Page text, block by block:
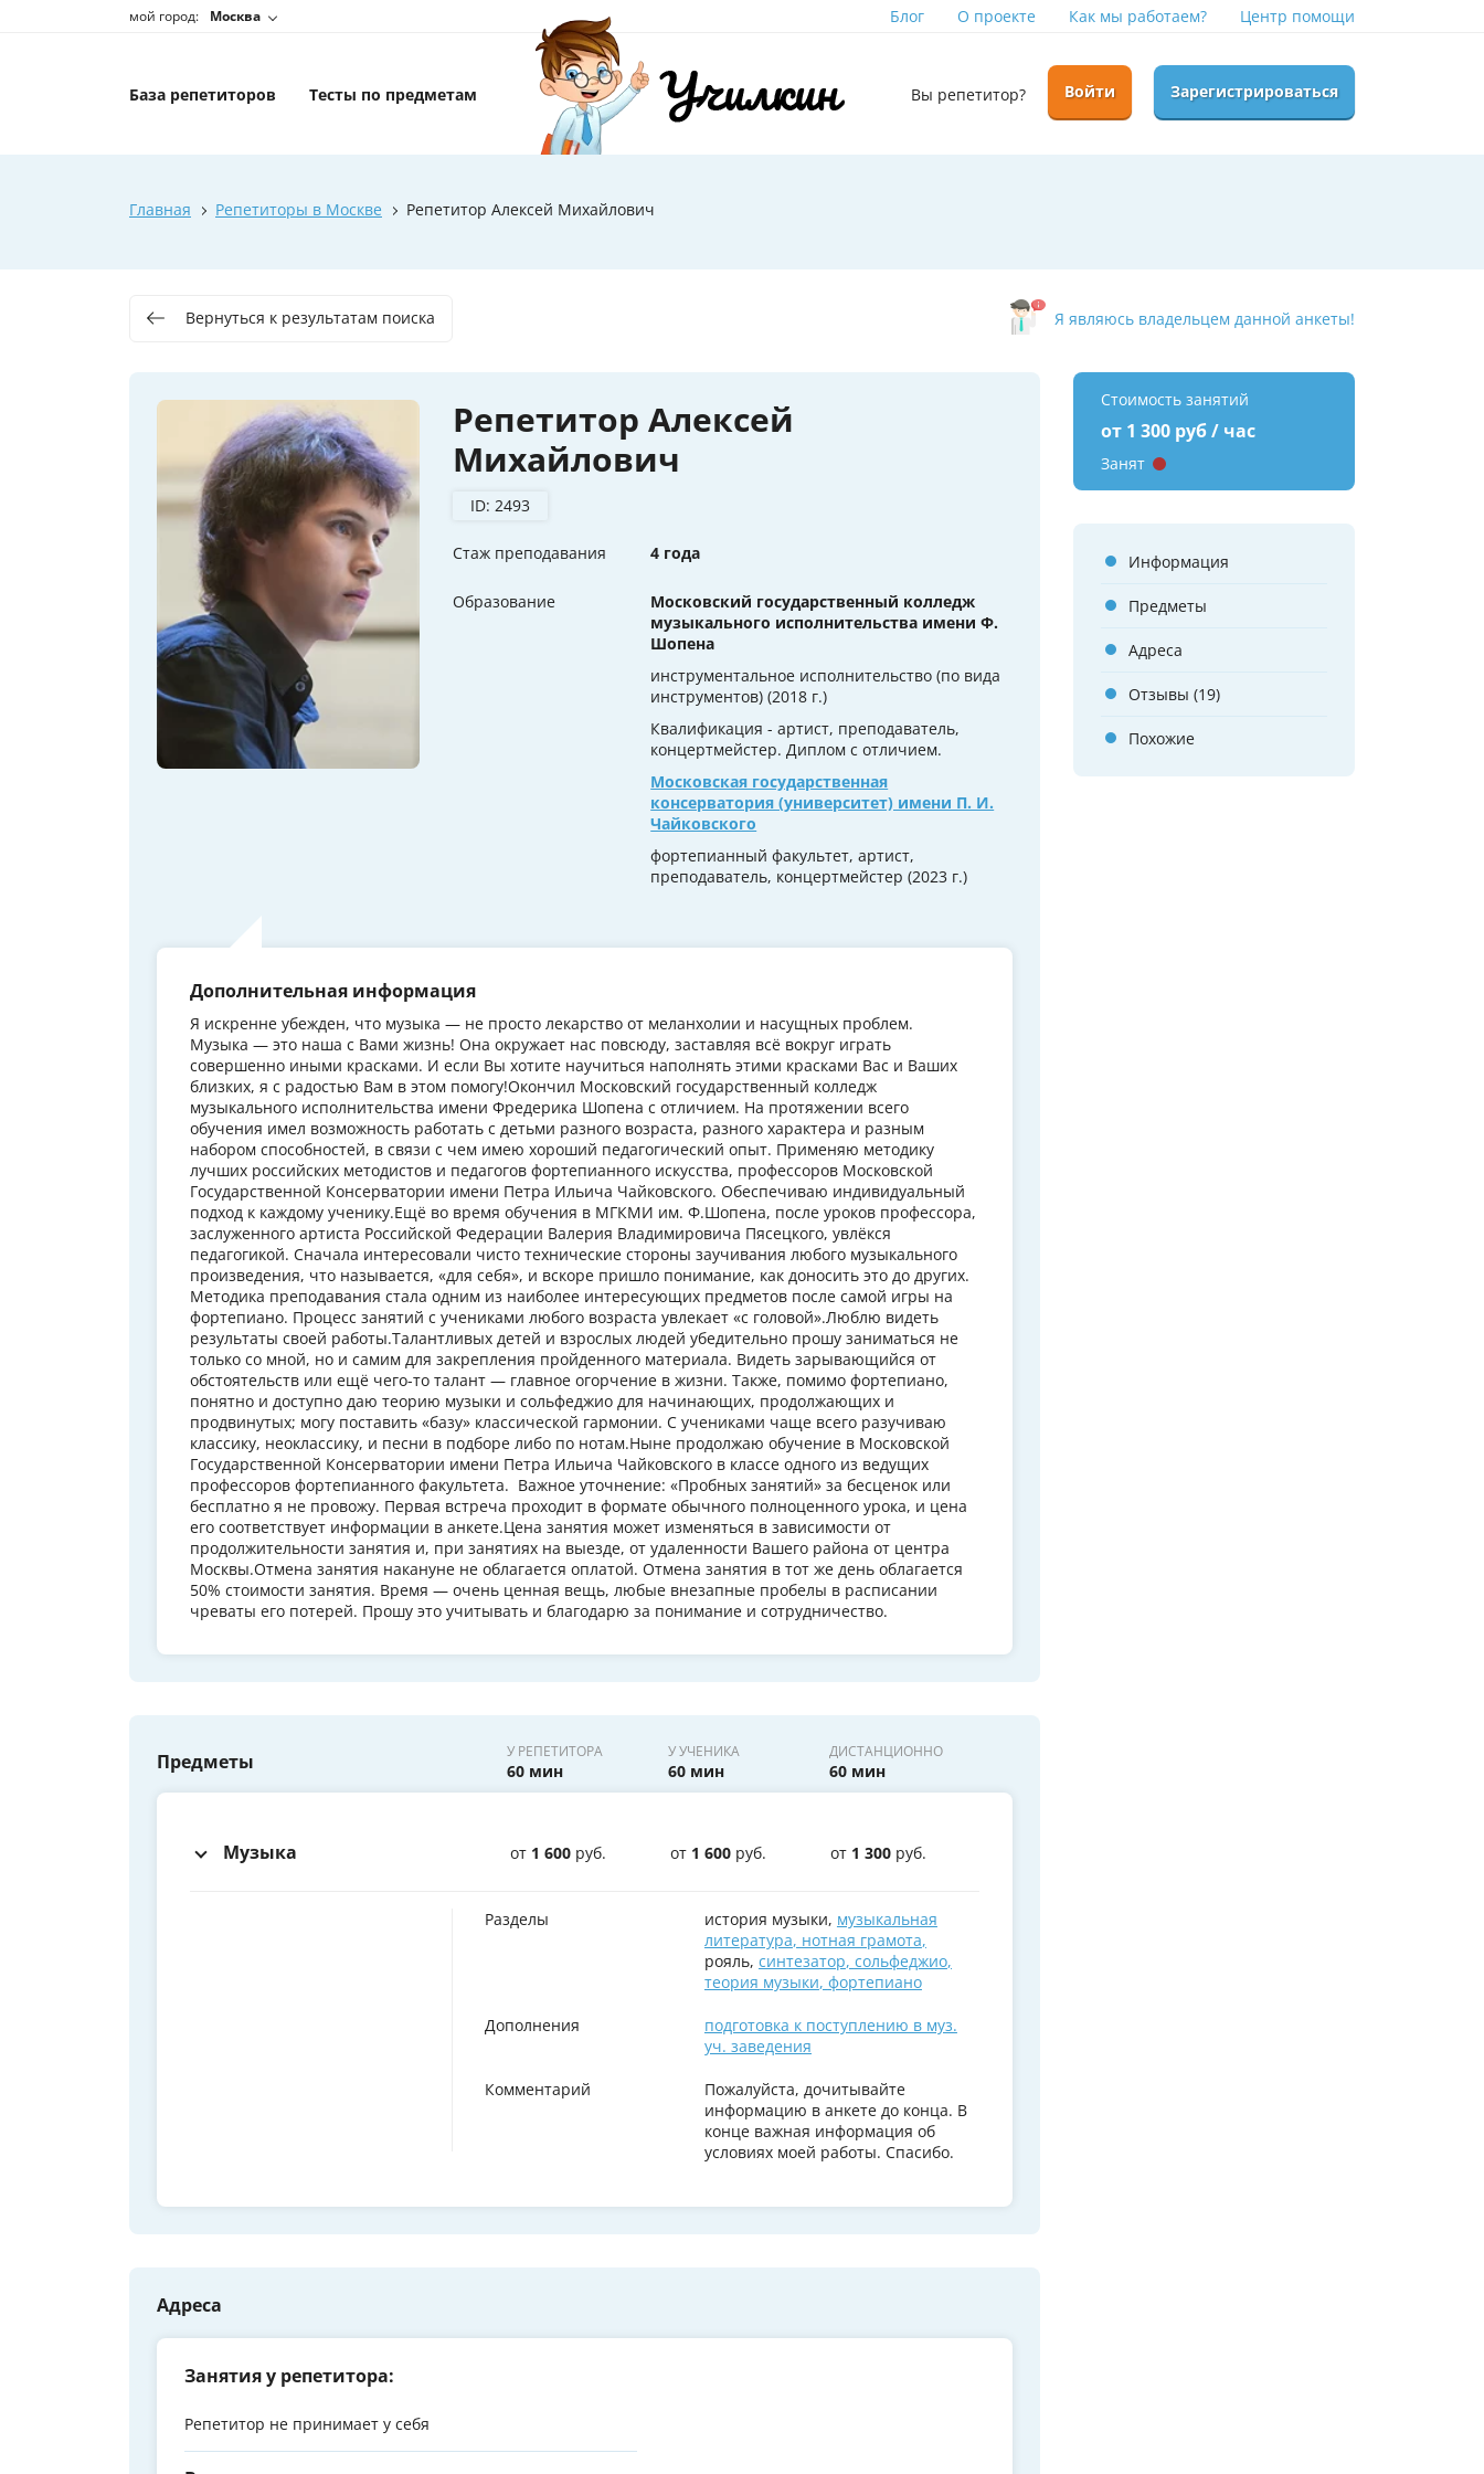
мой город: Москва Блог О проекте Как мы работаем? Центр помощи
База репетиторов Тесты по предметам Вы репетитор? Войти Зарегистрироваться
Главная Репетиторы в Москве Репетитор Алексей Михайлович
Вернуться к результатам поиска Я являюсь владельцем данной анкеты!
Репетитор Алексей
Михайлович
ID: 2493
Стаж преподавания 4 года
Образование
Московский государственный колледж
музыкального исполнительства имени Ф.
Шопена
инструментальное исполнительство (по вида
инструментов) (2018 г.)
Квалификация - артист, преподаватель,
концертмейстер. Диплом с отличием.
Московская государственная
консерватория (университет) имени П. И.
Чайковского
фортепианный факультет, артист,
преподаватель, концертмейстер (2023 г.)
Дополнительная информация
Я искренне убежден, что музыка — не просто лекарство от меланхолии и насущных проблем.
Музыка — это наша с Вами жизнь! Она окружает нас повсюду, заставляя всё вокруг играть
совершенно иными красками. И если Вы хотите научиться наполнять этими красками Вас и Ваших
близких, я с радостью Вам в этом помогу!Окончил Московский государственный колледж
музыкального исполнительства имени Фредерика Шопена с отличием. На протяжении всего
обучения имел возможность работать с детьми разного возраста, разного характера и разным
набором способностей, в связи с чем имею хороший педагогический опыт. Применяю методику
лучших российских методистов и педагогов фортепианного искусства, профессоров Московской
Государственной Консерватории имени Петра Ильича Чайковского. Обеспечиваю индивидуальный
подход к каждому ученику.Ещё во время обучения в МГКМИ им. Ф.Шопена, после уроков профессора,
заслуженного артиста Российской Федерации Валерия Владимировича Пясецкого, увлёкся
педагогикой. Сначала интересовали чисто технические стороны заучивания любого музыкального
произведения, что называется, «для себя», и вскоре пришло понимание, как доносить это до других.
Методика преподавания стала одним из наиболее интересующих предметов после самой игры на
фортепиано. Процесс занятий с учениками любого возраста увлекает «с головой».Люблю видеть
результаты своей работы.Талантливых детей и взрослых людей убедительно прошу заниматься не
только со мной, но и самим для закрепления пройденного материала. Видеть зарывающийся от
обстоятельств или ещё чего-то талант — главное огорчение в жизни. Также, помимо фортепиано,
понятно и доступно даю теорию музыки и сольфеджио для начинающих, продолжающих и
продвинутых; могу поставить «базу» классической гармонии. С учениками чаще всего разучиваю
классику, неоклассику, и песни в подборе либо по нотам.Ныне продолжаю обучение в Московской
Государственной Консерватории имени Петра Ильича Чайковского в классе одного из ведущих
профессоров фортепианного факультета. Важное уточнение: «Пробных занятий» за бесценок или
бесплатно я не провожу. Первая встреча проходит в формате обычного полноценного урока, и цена
его соответствует информации в анкете.Цена занятия может изменяться в зависимости от
продолжительности занятия и, при занятиях на выезде, от удаленности Вашего района от центра
Москвы.Отмена занятия накануне не облагается оплатой. Отмена занятия в тот же день облагается
50% стоимости занятия. Время — очень ценная вещь, любые внезапные пробелы в расписании
чреваты его потерей. Прошу это учитывать и благодарю за понимание и сотрудничество.
Предметы У РЕПЕТИТОРА
60 мин
У УЧЕНИКА
60 мин
ДИСТАНЦИОННО
60 мин
Музыка от 1 600 руб. от 1 600 руб. от 1 300 руб.
Разделы история музыки, музыкальная
литература, нотная грамота,
рояль, синтезатор, сольфеджио,
теория музыки, фортепиано
Дополнения
подготовка к поступлению в муз.
уч. заведения
Комментарий
Пожалуйста, дочитывайте
информацию в анкете до конца. В
конце важная информация об
условиях моей работы. Спасибо.
Адреса
Занятия у репетитора:
Репетитор не принимает у себя
Стоимость занятий
от 1 300 руб / час
Занят
Информация
Предметы
Адреса
Отзывы (19)
Похожие